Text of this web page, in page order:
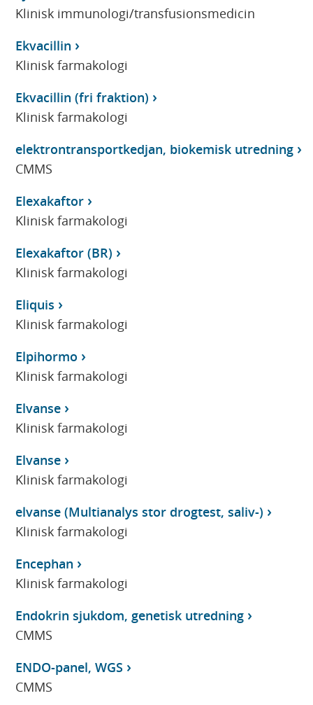
Klinisk immunologi/transfusionsmedicin
Ekvacillin
Klinisk farmakologi
Ekvacillin (fri fraktion)
Klinisk farmakologi
elektrontransportkedjan, biokemisk utredning
CMMS
Elexakaftor
Klinisk farmakologi
Elexakaftor (BR)
Klinisk farmakologi
Eliquis
Klinisk farmakologi
Elpihormo
Klinisk farmakologi
Elvanse
Klinisk farmakologi
Elvanse
Klinisk farmakologi
elvanse (Multianalys stor drogtest, saliv-)
Klinisk farmakologi
Encephan
Klinisk farmakologi
Endokrin sjukdom, genetisk utredning
CMMS
ENDO-panel, WGS
CMMS